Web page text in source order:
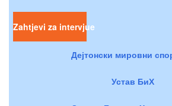
Zahtjevi za intervjue
Дејтонски мировни
Устав БиХ